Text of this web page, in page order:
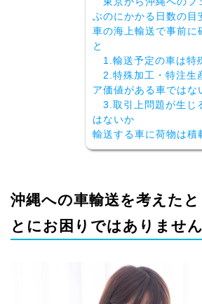
ぶのにかかる日数の目
車の海上輸送で事前に
と
1.輸送予定の車は特
2.特殊加工・特注生
ア価値がある車ではな
3.取引上問題が生じ
はないか
輸送する車に荷物は積
沖縄への車輸送を考えた
とにお困りではありませ